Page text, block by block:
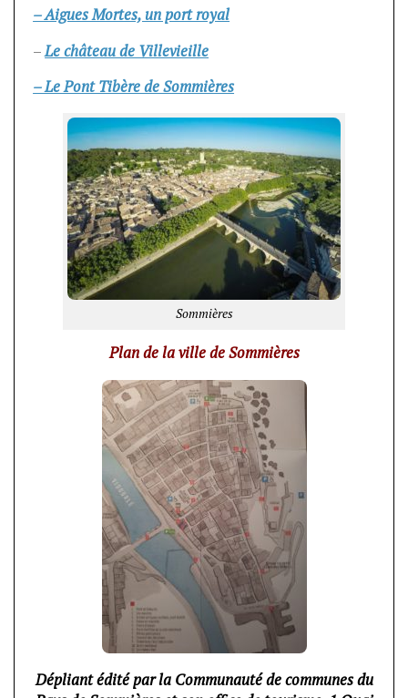
– Aigues Mortes, un port royal
–Le château de Villevieille
– Le Pont Tibère de Sommières
Sommières
Plan de la ville de Sommières
Dépliant édité par la Communauté de communes du